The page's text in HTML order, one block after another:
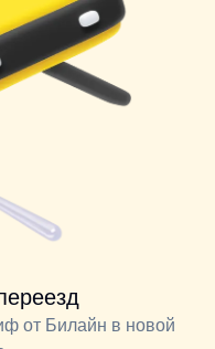
от Билайн в новой